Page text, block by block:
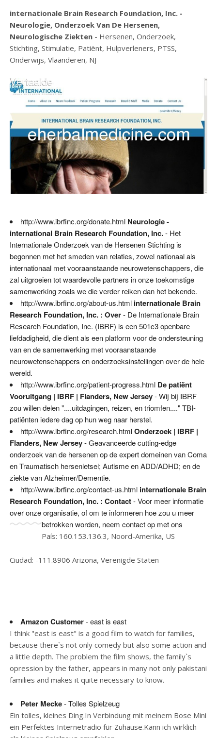
internationale Brain Research Foundation, Inc. -
Neurologie, Onderzoek Van De Hersenen,
Neurologische Ziekten - Hersenen, Onderzoek,
Stichting, Stimulatie, Patiënt, Hulpverleners, PTSS,
Onderwijs, Vlaanderen, NJ
http://www.ibrfinc.org/donate.html Neurologie -
international Brain Research Foundation, Inc.- Het
Internationale Onderzoek van de Hersenen Stichting is
begonnen met het smeden van relaties, zowel nationaal als
internationaal met vooraanstaande neurowetenschappers, die
zal uitgroeien tot waardevolle partners in onze toekomstige
samenwerking zoals we die verder reiken dan het bekende.
http://www.ibrfinc.org/about-us.html internationale Brain
Research Foundation, Inc. : Over- De Internationale Brain
Research Foundation, Inc. (IBRF) is een 501c3 openbare
liefdadigheid, die dient als een platform voor de ondersteuning
van en de samenwerking met vooraanstaande
neurowetenschappers en onderzoeksinstellingen over de hele
wereld.
http://www.ibrfinc.org/patient-progress.html De patiënt
Vooruitgang | IBRF | Flanders, New Jersey- Wij bij IBRF
zou willen delen "....uitdagingen, reizen, en triomfen...." TBI-
patiënten iedere dag op hun weg naar herstel.
http://www.ibrfinc.org/research.htmlOnderzoek | IBRF |
Flanders, New Jersey- Geavanceerde cutting-edge
onderzoek van de hersenen op de expert domeinen van Coma
en Traumatisch hersenletsel; Autisme en ADD/ADHD; en de
ziekte van Alzheimer/Dementie.
http://www.ibrfinc.org/contact-us.html internationale Brain
Research Foundation, Inc. : Contact- Voor meer informatie
over onze organisatie, of om te informeren hoe zou u meer
betrokken worden, neem contact op met ons
País: 160.153.136.3, Noord-Amerika, US
Ciudad: -111.8906 Arizona, Verenigde Staten
Amazon Customer- east is east
I think "east is east" is a good film to watch for families,
because there`s not only comedy but also some action and
a little depth. The problem the film shows, the family`s
opression by the father, appears in many not only pakistani
families and makes it quite necessary to know.
Peter Mecke- Tolles Spielzeug
Ein tolles, kleines Ding.In Verbindung mit meinem Bose Mini
ein Perfektes Internetradio für Zuhause.Kann ich wirklich